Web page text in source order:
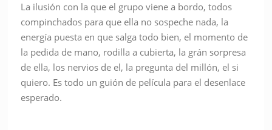
La ilusión con la que el grupo viene a bordo, todos
compinchados para que ella no sospeche nada, la
energía puesta en que salga todo bien, el momento de
la pedida de mano, rodilla a cubierta, la grán sorpresa
de ella, los nervios de el, la pregunta del millón, el si
quiero. Es todo un guión de película para el desenlace
esperado.